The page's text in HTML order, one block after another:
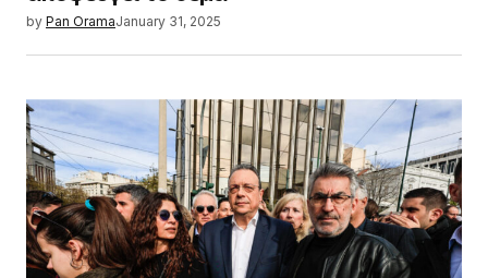
by Pan OramaJanuary 31, 2025